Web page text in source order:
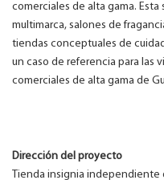
comerciales de alta gama.
multimarca, salones de
tiendas conceptuales de
un caso de referencia para las
comerciales de alta gama de
Dirección del proyecto
Tienda insignia independiente